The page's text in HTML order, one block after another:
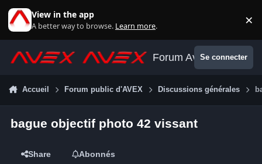
View in the app
A better way to browse. Learn more. ×
Forum AvexSe connecter
Accueil Forum public d'AVEX Discussions générales
bague objectif photo 42 vissant
Share
Abonnés